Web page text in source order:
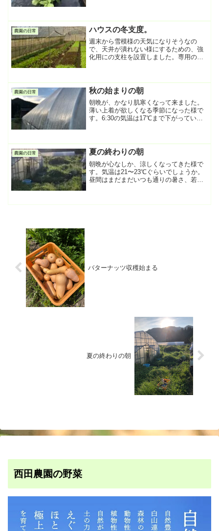
か？うまくいけば5月の終盤辺りには、試
し掘りができるのでは...
農園の日常 ハウスの冬支度。
週末から雪模様の天気になりそうなの
で、天井が潰れない様にするための、強
化用にの支柱を設置しました。専用のパ
れがなかなかに骨が折れる作...
農園の日常 秋の始まりの朝
朝晩が、かなり肌寒くなって来ました。
薄い上着が欲しくなる季節になった様で
す。6:30の気温は17℃まで下がっていま
何とか畝立て、種まき、定植の作業が進
みました。あとは気...
農園の日常 夏の終わりの朝
朝晩が心なしか、涼しくなってきた様で
す。気温は21〜23℃ぐらいでしょうか。
昼間はまだまだいつも通りの暑さ、若干
残暑といえない様な暑さになっているの
バターナッツ収穫始まる
夏の終わりの朝
西田農園の野菜